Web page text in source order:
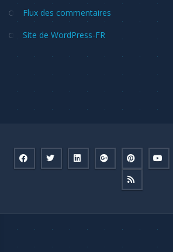
Flux des commentaires
Site de WordPress-FR